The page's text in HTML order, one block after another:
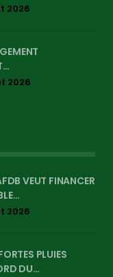
2026
2026
VEUT FINANCER
2026
PLUIES
DU…